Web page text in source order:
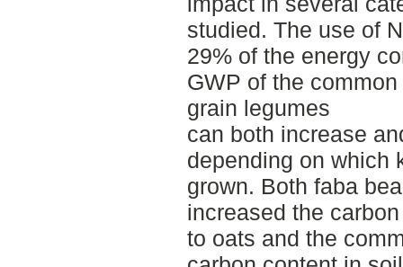
studied. The use of
29% of the energy
GWP of the
grain legumes
can both increase
depending on which
grown. Both faba
increased the
to oats and the